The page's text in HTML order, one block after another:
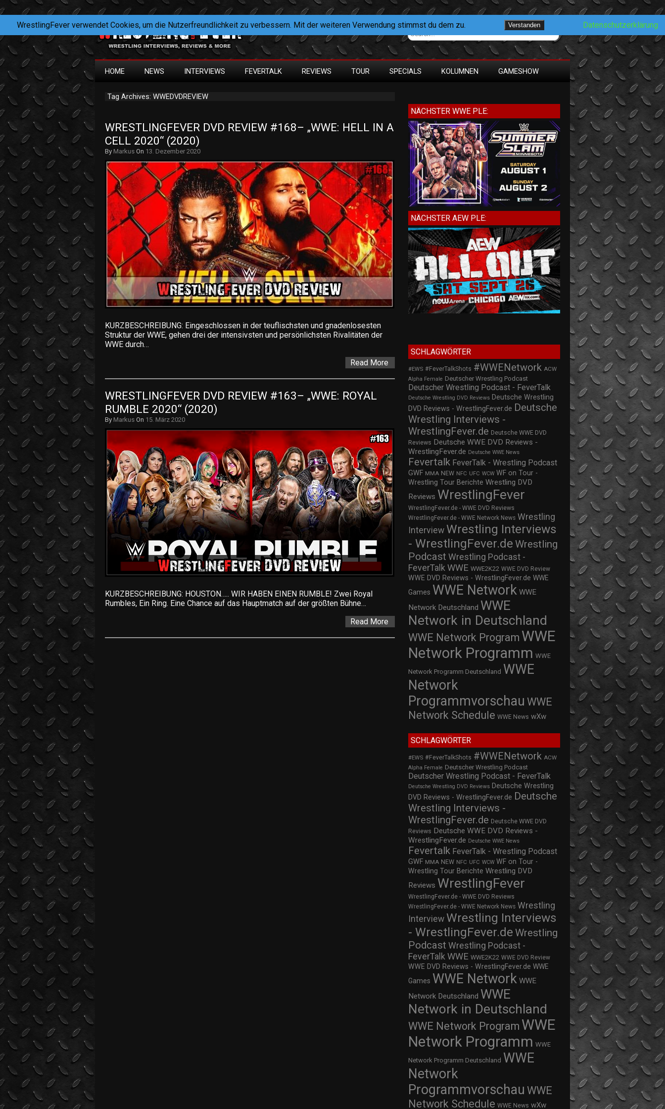
HOME NEWS INTERVIEWS FEVERTALK REVIEWS TOUR SPECIALS KOLUMNEN GAMESHOW
Tag Archives: WWEDVDREVIEW
WRESTLINGFEVER DVD REVIEW #168– „WWE: HELL IN A
CELL 2020“ (2020)
By Markus On 13. Dezember 2020
KURZBESCHREIBUNG: Eingeschlossen in der teuflischsten und gnadenlosesten
Struktur der WWE, gehen drei der intensivsten und persönlichsten Rivalitäten der
WWE durch…
Read More
WRESTLINGFEVER DVD REVIEW #163– „WWE: ROYAL
RUMBLE 2020“ (2020)
By Markus On 15. März 2020
KURZBESCHREIBUNG: HOUSTON….. WIR HABEN EINEN RUMBLE! Zwei Royal
Rumbles, Ein Ring. Eine Chance auf das Hauptmatch auf der größten Bühne…
Read More
NÄCHSTER WWE PLE:
NÄCHSTER AEW PLE:
SCHLAGWÖRTER
#EWS #FeverTalkShots #WWENetwork ACW
Alpha Female Deutscher Wrestling Podcast
Deutscher Wrestling Podcast - FeverTalk
Deutsche Wrestling DVD Reviews Deutsche Wrestling
DVD Reviews - WrestlingFever.de Deutsche
Wrestling Interviews -
WrestlingFever.de Deutsche WWE DVD
Reviews Deutsche WWE DVD Reviews -
WrestlingFever.de Deutsche WWE News
Fevertalk FeverTalk - Wrestling Podcast
GWF MMA NEW NFC UFC WCW WF on Tour -
Wrestling Tour Berichte Wrestling DVD
Reviews WrestlingFever
WrestlingFever.de - WWE DVD Reviews
WrestlingFever.de - WWE Network News Wrestling
Interview Wrestling Interviews
- WrestlingFever.de Wrestling
Podcast Wrestling Podcast -
FeverTalk WWE WWE2K22 WWE DVD Review
WWE DVD Reviews - WrestlingFever.de WWE
Games WWE Network WWE
Network Deutschland WWE
Network in Deutschland
WWE Network Program WWE
Network Programm WWE
Network Programm Deutschland WWE
Network
Programmvorschau WWE
Network Schedule WWE News wXw
SCHLAGWÖRTER
#EWS #FeverTalkShots #WWENetwork ACW
Alpha Female Deutscher Wrestling Podcast
Deutscher Wrestling Podcast - FeverTalk
Deutsche Wrestling DVD Reviews Deutsche Wrestling
DVD Reviews - WrestlingFever.de Deutsche
Wrestling Interviews -
WrestlingFever.de Deutsche WWE DVD
Reviews Deutsche WWE DVD Reviews -
WrestlingFever.de Deutsche WWE News
Fevertalk FeverTalk - Wrestling Podcast
GWF MMA NEW NFC UFC WCW WF on Tour -
Wrestling Tour Berichte Wrestling DVD
Reviews WrestlingFever
WrestlingFever.de - WWE DVD Reviews
WrestlingFever.de - WWE Network News Wrestling
Interview Wrestling Interviews
- WrestlingFever.de Wrestling
Podcast Wrestling Podcast -
FeverTalk WWE WWE2K22 WWE DVD Review
WWE DVD Reviews - WrestlingFever.de WWE
Games WWE Network WWE
Network Deutschland WWE
Network in Deutschland
WWE Network Program WWE
Network Programm WWE
Network Programm Deutschland WWE
Network
Programmvorschau WWE
Network Schedule WWE News wXw
WrestlingFever verwendet Cookies, um die Nutzerfreundlichkeit zu verbessern. Mit der weiteren Verwendung stimmst du dem zu. Verstanden Datenschutzerklärung